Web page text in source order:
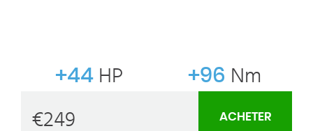
+44 HP +96 Nm
€249 ACHETER